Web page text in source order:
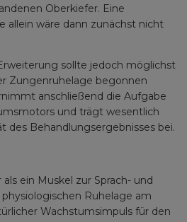
Oberkiefer. Eine
allein wäre dann zunächst nicht
sollte jedoch möglichst
Zungenruhelage begonnen
anschließend die Aufgabe
und trägt wesentlich
des Behandlungsergebnisses bei.
ein Muskel zur Sprach- und
Ruhelage am
Wachstumsimpuls für den